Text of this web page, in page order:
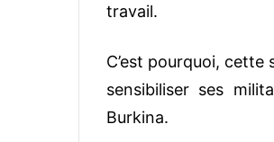
travail.
C’est pourquoi, cette
sensibiliser ses
Burkina.